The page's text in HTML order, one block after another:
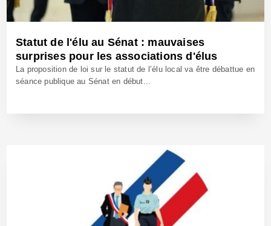
Statut de l'élu au Sénat : mauvaises
surprises pour les associations d'élus
La proposition de loi sur le statut de l’élu local va être débattue en
séance publique au Sénat en début...